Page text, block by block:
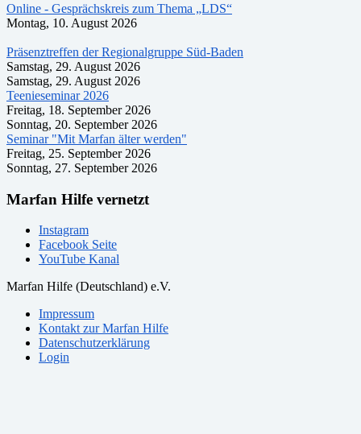
Online - Gesprächskreis zum Thema „LDS“
Montag, 10. August 2026
Präsenztreffen der Regionalgruppe Süd-Baden
Samstag, 29. August 2026
Samstag, 29. August 2026
Teenieseminar 2026
Freitag, 18. September 2026
Sonntag, 20. September 2026
Seminar "Mit Marfan älter werden"
Freitag, 25. September 2026
Sonntag, 27. September 2026
Marfan Hilfe vernetzt
Instagram
Facebook Seite
YouTube Kanal
Marfan Hilfe (Deutschland) e.V.
Impressum
Kontakt zur Marfan Hilfe
Datenschutzerklärung
Login